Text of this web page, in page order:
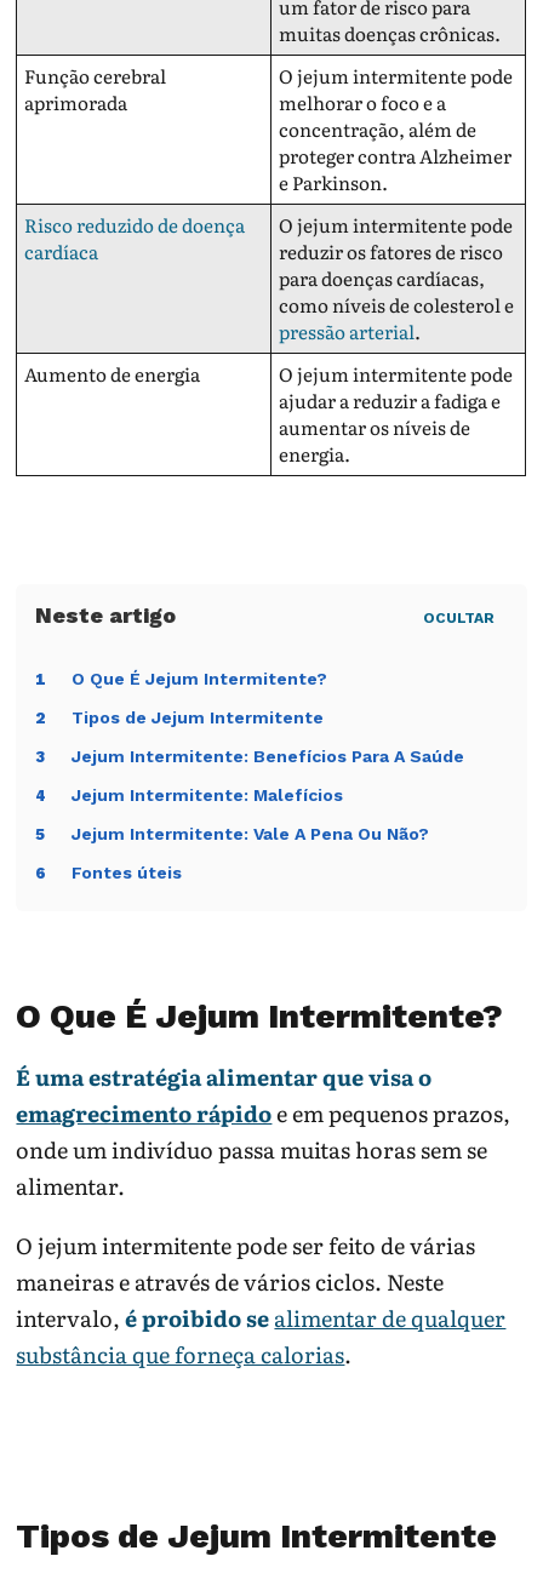
um fator de risco para
muitas doenças crônicas.
Função cerebral
aprimorada
O jejum intermitente pode
melhorar o foco e a
concentração, além de
proteger contra Alzheimer
e Parkinson.
Risco reduzido de doença
cardíaca
O jejum intermitente pode
reduzir os fatores de risco
para doenças cardíacas,
como níveis de colesterol e
pressão arterial.
Aumento de energia
O jejum intermitente pode
ajudar a reduzir a fadiga e
aumentar os níveis de
energia.
OCULTAR
1 O Que É Jejum Intermitente?
2 Tipos de Jejum Intermitente
3 Jejum Intermitente: Benefícios Para A Saúde
4 Jejum Intermitente: Malefícios
5 Jejum Intermitente: Vale A Pena Ou Não?
6 Fontes úteis
O Que É Jejum Intermitente?
É uma estratégia alimentar que visa o
emagrecimento rápidoe em pequenos prazos,
onde um indivíduo passa muitas horas sem se
alimentar.
O jejum intermitente pode ser feito de várias
maneiras e através de vários ciclos. Neste
intervalo,é proibido sealimentar de qualquer
substância que forneça calorias.
Tipos de Jejum Intermitente